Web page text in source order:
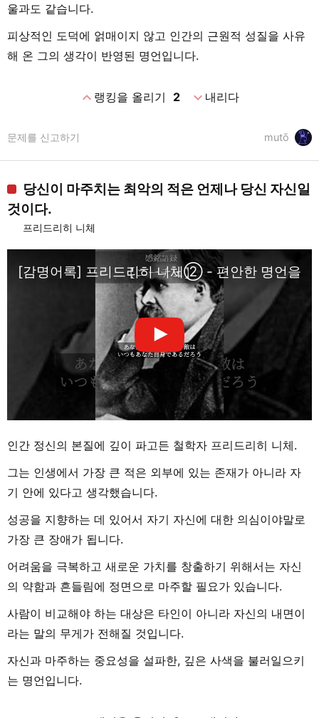
울과도 같습니다.
피상적인 도덕에 얽매이지 않고 인간의 근원적 성질을 사유
해 온 그의 생각이 반영된 명언입니다.
expand_less랭킹을 올리기 2 expand_more내리다
mutō
문제를 신고하기
당신이 마주치는 최악의 적은 언제나 당신 자신일
것이다.
프리드리히 니체
[감명어록] 프리드리히 니체② - 편안한 명언을
인간 정신의 본질에 깊이 파고든 철학자 프리드리히 니체.
그는 인생에서 가장 큰 적은 외부에 있는 존재가 아니라 자
기 안에 있다고 생각했습니다.
성공을 지향하는 데 있어서 자기 자신에 대한 의심이야말로
가장 큰 장애가 됩니다.
어려움을 극복하고 새로운 가치를 창출하기 위해서는 자신
의 약함과 흔들림에 정면으로 마주할 필요가 있습니다.
사람이 비교해야 하는 대상은 타인이 아니라 자신의 내면이
라는 말의 무게가 전해질 것입니다.
자신과 마주하는 중요성을 설파한, 깊은 사색을 불러일으키
는 명언입니다.